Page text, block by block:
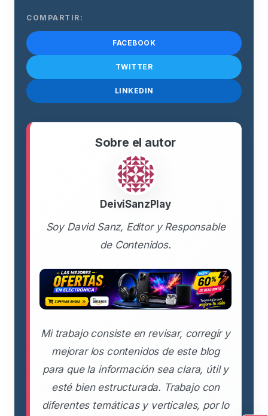
COMPARTIR:
FACEBOOK
TWITTER
LINKEDIN
Sobre el autor
DeiviSanzPlay
Soy David Sanz, Editor y Responsable
de Contenidos.
Mi trabajo consiste en revisar, corregir y
mejorar los contenidos de este blog
para que la información sea clara, útil y
esté bien estructurada. Trabajo con
diferentes temáticas y verticales, por lo